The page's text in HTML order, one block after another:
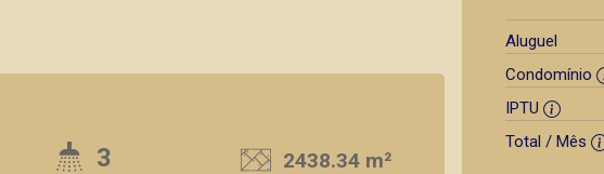
3 2438.34 m²
Aluguel
Condomínio
IPTU
Total / Mês